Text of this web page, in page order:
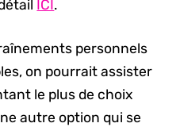
ICI.
personnels
on pourrait assister
le plus de choix
autre option qui se